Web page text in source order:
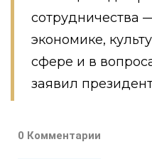
сотрудничества
экономике,
сфере и в
заявил
0 Комментарии